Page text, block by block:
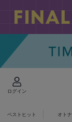
ログイン
ベストヒット オトナ